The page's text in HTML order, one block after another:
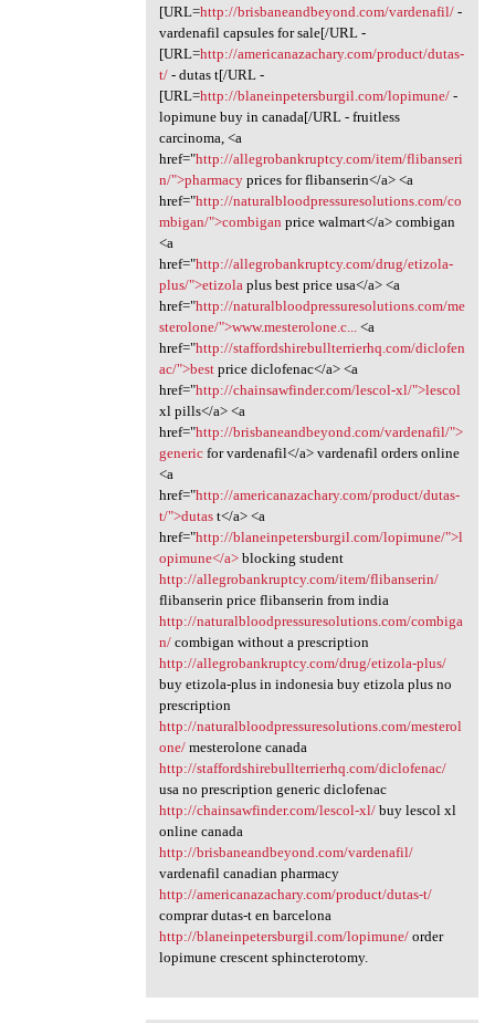
[URL=http://brisbaneandbeyond.com/vardenafil/-
vardenafil capsules for sale[/URL -
[URL=http://americanazachary.com/product/dutas-
t/- dutas t[/URL -
[URL=http://blaneinpetersburgil.com/lopimune/-
lopimune buy in canada[/URL - fruitless
carcinoma, <a
href="http://allegrobankruptcy.com/item/flibanseri
n/">pharmacyprices for flibanserin</a> <a
href="http://naturalbloodpressuresolutions.com/co
mbigan/">combigan price walmart</a> combigan
<a
href="http://allegrobankruptcy.com/drug/etizola-
plus/">etizola plus best price usa</a> <a
href="http://naturalbloodpressuresolutions.com/me
sterolone/">www.mesterolone.c...
<a
href="http://staffordshirebullterrierhq.com/diclofen
ac/">bestprice diclofenac</a> <a
href="http://chainsawfinder.com/lescol-xl/">lescol
xl pills</a> <a
href="http://brisbaneandbeyond.com/vardenafil/">
genericfor vardenafil</a> vardenafil orders online
<a
href="http://americanazachary.com/product/dutas-
t/">dutast</a> <a
href="http://blaneinpetersburgil.com/lopimune/">l
opimune</a>blocking student
http://allegrobankruptcy.com/item/flibanserin/
flibanserin price flibanserin from india
http://naturalbloodpressuresolutions.com/combiga
n/combigan without a prescription
http://allegrobankruptcy.com/drug/etizola-plus/
buy etizola-plus in indonesia buy etizola plus no
prescription
http://naturalbloodpressuresolutions.com/mesterol
one/mesterolone canada
http://staffordshirebullterrierhq.com/diclofenac/
usa no prescription generic diclofenac
http://chainsawfinder.com/lescol-xl/buy lescol xl
online canada
http://brisbaneandbeyond.com/vardenafil/
vardenafil canadian pharmacy
http://americanazachary.com/product/dutas-t/
comprar dutas-t en barcelona
http://blaneinpetersburgil.com/lopimune/order
lopimune crescent sphincterotomy.